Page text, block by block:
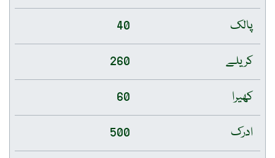
پالک
40
کریلے
260
کھیرا
60
ادرک
500